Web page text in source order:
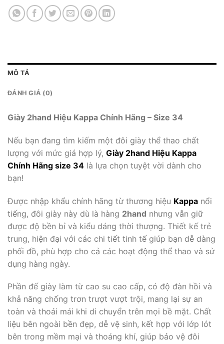
MÔ TẢ
ĐÁNH GIÁ (0)
Giày 2hand Hiệu Kappa Chính Hãng – Size 34
Nếu bạn đang tìm kiếm một đôi giày thể thao chất
lượng với mức giá hợp lý, Giày 2hand Hiệu Kappa
Chính Hãng size 34 là lựa chọn tuyệt vời dành cho
bạn!
Được nhập khẩu chính hãng từ thương hiệu Kappa nổi
tiếng, đôi giày này dù là hàng 2hand nhưng vẫn giữ
được độ bền bỉ và kiểu dáng thời thượng. Thiết kế trẻ
trung, hiện đại với các chi tiết tinh tế giúp bạn dễ dàng
phối đồ, phù hợp cho cả các hoạt động thể thao và sử
dụng hàng ngày.
Phần đế giày làm từ cao su cao cấp, có độ đàn hồi và
khả năng chống trơn trượt vượt trội, mang lại sự an
toàn và thoải mái khi di chuyển trên mọi bề mặt. Chất
liệu bên ngoài bền đẹp, dễ vệ sinh, kết hợp với lớp lót
bên trong mềm mại và thoáng khí, giúp bảo vệ đôi